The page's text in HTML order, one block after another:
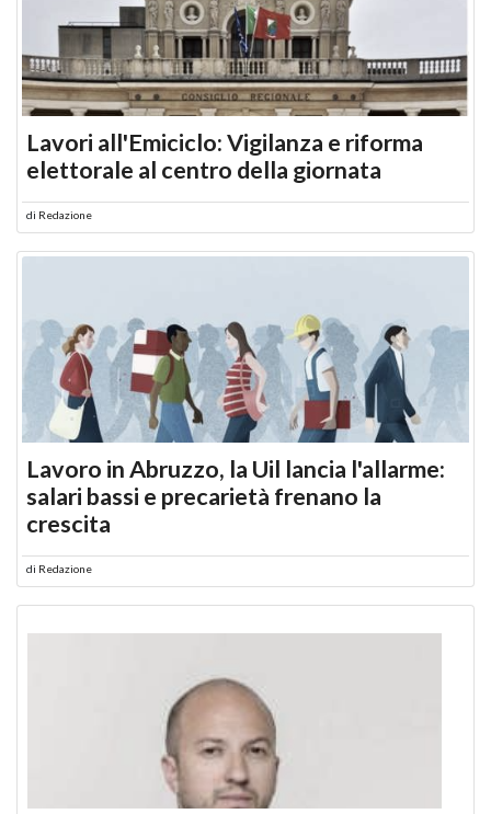
Lavori all'Emiciclo: Vigilanza e riforma
elettorale al centro della giornata
di Redazione
Lavoro in Abruzzo, la Uil lancia l'allarme:
salari bassi e precarietà frenano la
crescita
di Redazione